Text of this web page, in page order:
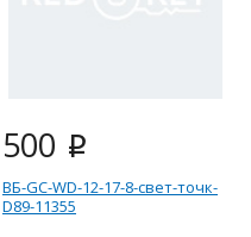
500 i
ВБ-GC-WD-12-17-8-свет-точк-
D89-11355